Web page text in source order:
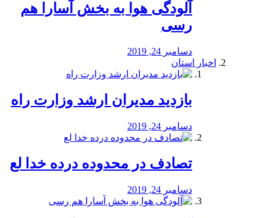
آلودگی هوا به بخش آسارا هم
رسی
دسامبر 24, 2019
اخبار استان
بازدید مدیران ارشد وزارت راه
دسامبر 24, 2019
تصادف در محدوده درده خدا لع
دسامبر 24, 2019